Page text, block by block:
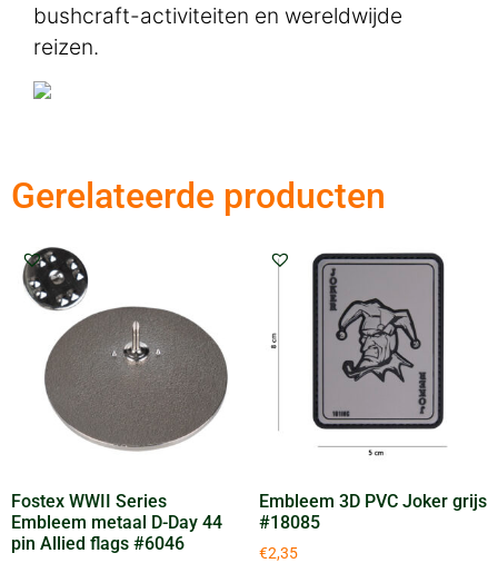
bushcraft-activiteiten en wereldwijde
reizen.
Gerelateerde producten
Fostex WWII Series
Embleem metaal D-Day 44
pin Allied flags #6046
Embleem 3D PVC Joker grijs
#18085
€2,35